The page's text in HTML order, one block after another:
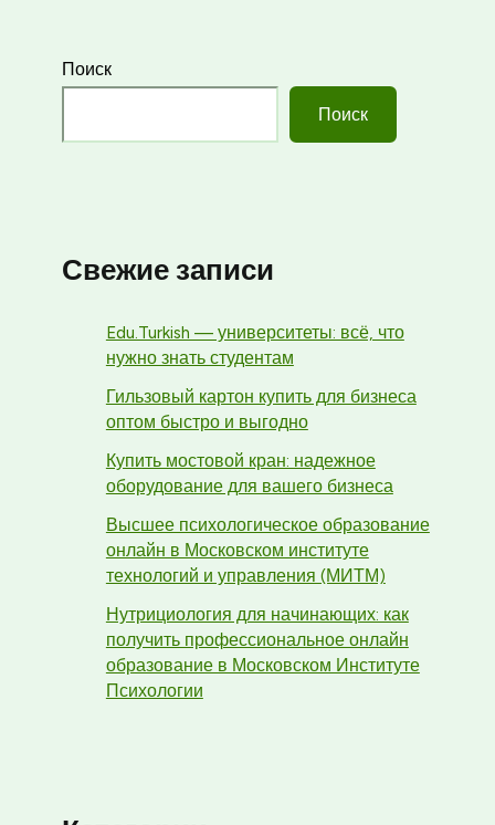
Поиск
Поиск
Свежие записи
Edu.Turkish — университеты: всё, что
нужно знать студентам
Гильзовый картон купить для бизнеса
оптом быстро и выгодно
Купить мостовой кран: надежное
оборудование для вашего бизнеса
Высшее психологическое образование
онлайн в Московском институте
технологий и управления (МИТМ)
Нутрициология для начинающих: как
получить профессиональное онлайн
образование в Московском Институте
Психологии